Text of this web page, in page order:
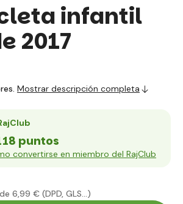
infantil
2017
Mostrar descripción completa
puntos
convertirse en miembro del RajClub
de 6,99 € (DPD, GLS...)